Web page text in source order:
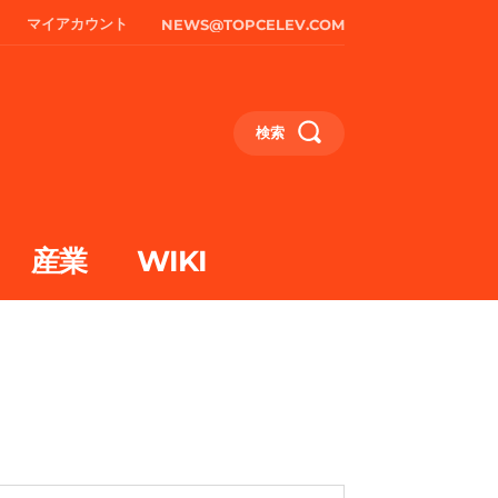
マイアカウント NEWS@TOPCELEV.COM
検索
産業 WIKI